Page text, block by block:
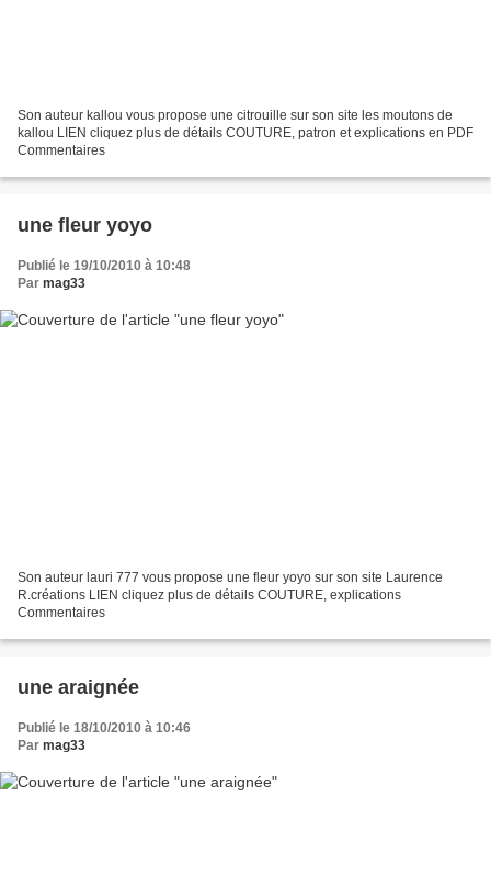
Son auteur kallou vous propose une citrouille sur son site les moutons de
kallou LIEN cliquez plus de détails COUTURE, patron et explications en PDF
Commentaires
une fleur yoyo
Publié le 19/10/2010 à 10:48
Par mag33
Son auteur lauri 777 vous propose une fleur yoyo sur son site Laurence
R.créations LIEN cliquez plus de détails COUTURE, explications
Commentaires
une araignée
Publié le 18/10/2010 à 10:46
Par mag33